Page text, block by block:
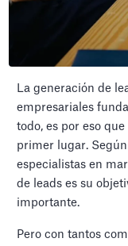
La generación de
empresariales
todo, es por eso
primer lugar.
especialistas en
de leads es su
importante.
Pero con tantos